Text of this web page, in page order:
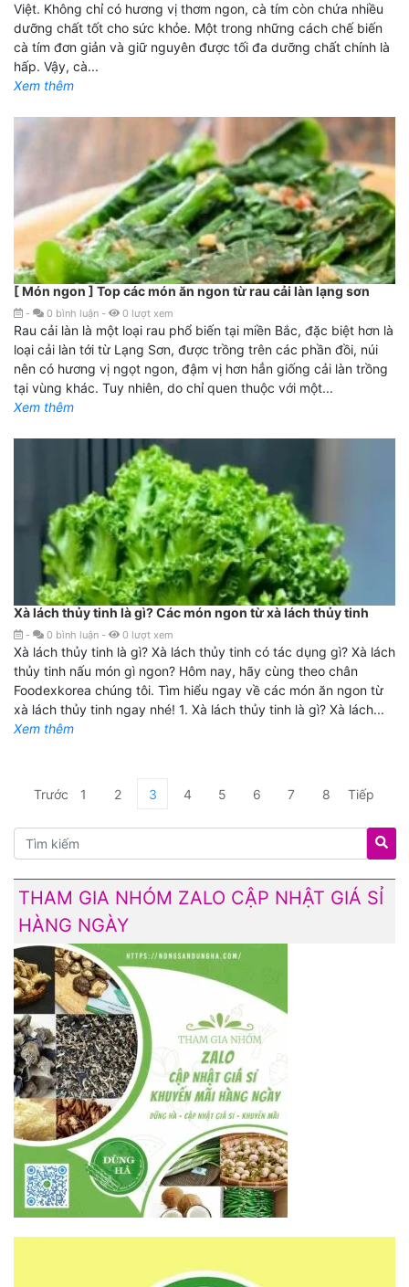
Việt. Không chỉ có hương vị thơm ngon, cà tím còn chứa nhiều
dưỡng chất tốt cho sức khỏe. Một trong những cách chế biến
cà tím đơn giản và giữ nguyên được tối đa dưỡng chất chính là
hấp. Vậy, cà...
Xem thêm
[ Món ngon ] Top các món ăn ngon từ rau cải làn lạng sơn
- 0 bình luận - 0 lượt xem
Rau cải làn là một loại rau phổ biến tại miền Bắc, đặc biệt hơn là
loại cải làn tới từ Lạng Sơn, được trồng trên các phần đồi, núi
nên có hương vị ngọt ngon, đậm vị hơn hẳn giống cải làn trồng
tại vùng khác. Tuy nhiên, do chỉ quen thuộc với một...
Xem thêm
Xà lách thủy tinh là gì? Các món ngon từ xà lách thủy tinh
- 0 bình luận - 0 lượt xem
Xà lách thủy tinh là gì? Xà lách thủy tinh có tác dụng gì? Xà lách
thủy tinh nấu món gì ngon? Hôm nay, hãy cùng theo chân
Foodexkorea chúng tôi. Tìm hiểu ngay về các món ăn ngon từ
xà lách thủy tinh ngay nhé! 1. Xà lách thủy tinh là gì? Xà lách...
Xem thêm
Trước 1 2 3 4 5 6 7 8 Tiếp
THAM GIA NHÓM ZALO CẬP NHẬT GIÁ SỈ
HÀNG NGÀY